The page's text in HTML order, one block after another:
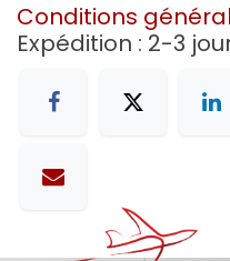
Conditions
Expédition : 2-3